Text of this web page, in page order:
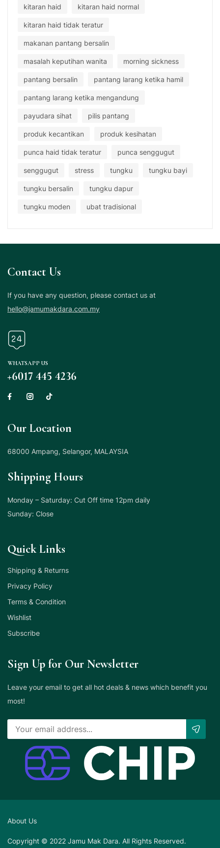
kitaran haid kitaran haid normal
kitaran haid tidak teratur
makanan pantang bersalin
masalah keputihan wanita morning sickness
pantang bersalin pantang larang ketika hamil
pantang larang ketika mengandung
payudara sihat pilis pantang
produk kecantikan produk kesihatan
punca haid tidak teratur punca senggugut
senggugut stress tungku tungku bayi
tungku bersalin tungku dapur
tungku moden ubat tradisional
Contact Us
If you have any question, please contact us at
hello@jamumakdara.com.my
WHATSAPP US
+6017 445 4236
Our Location
68000 Ampang, Selangor, MALAYSIA
Shipping Hours
Monday – Saturday: Cut Off time 12pm daily
Sunday: Close
Quick Links
Shipping & Returns
Privacy Policy
Terms & Condition
Wishlist
Subscribe
Sign Up for Our Newsletter
Leave your email to get all hot deals & news which benefit you
most!
Copyright © 2022 Jamu Mak Dara. All Rights Reserved.
About Us